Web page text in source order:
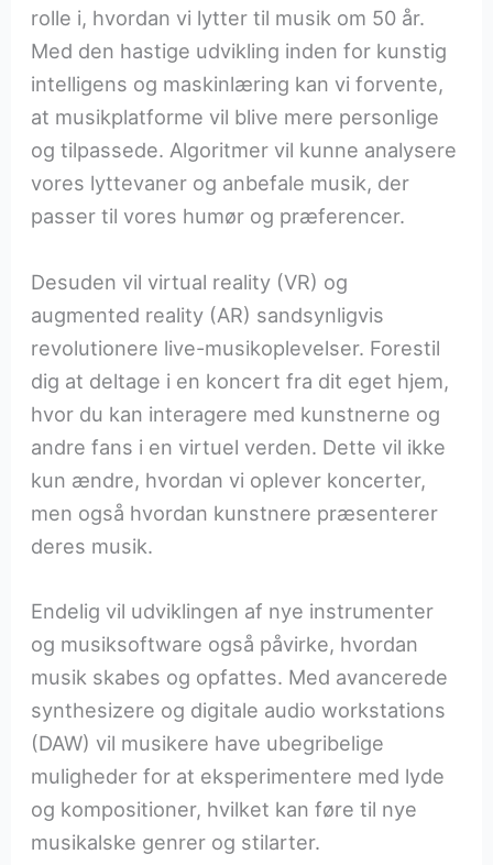
rolle i, hvordan vi lytter til musik om 50 år.
Med den hastige udvikling inden for kunstig
intelligens og maskinlæring kan vi forvente,
at musikplatforme vil blive mere personlige
og tilpassede. Algoritmer vil kunne analysere
vores lyttevaner og anbefale musik, der
passer til vores humør og præferencer.
Desuden vil virtual reality (VR) og
augmented reality (AR) sandsynligvis
revolutionere live-musikoplevelser. Forestil
dig at deltage i en koncert fra dit eget hjem,
hvor du kan interagere med kunstnerne og
andre fans i en virtuel verden. Dette vil ikke
kun ændre, hvordan vi oplever koncerter,
men også hvordan kunstnere præsenterer
deres musik.
Endelig vil udviklingen af nye instrumenter
og musiksoftware også påvirke, hvordan
musik skabes og opfattes. Med avancerede
synthesizere og digitale audio workstations
(DAW) vil musikere have ubegribelige
muligheder for at eksperimentere med lyde
og kompositioner, hvilket kan føre til nye
musikalske genrer og stilarter.